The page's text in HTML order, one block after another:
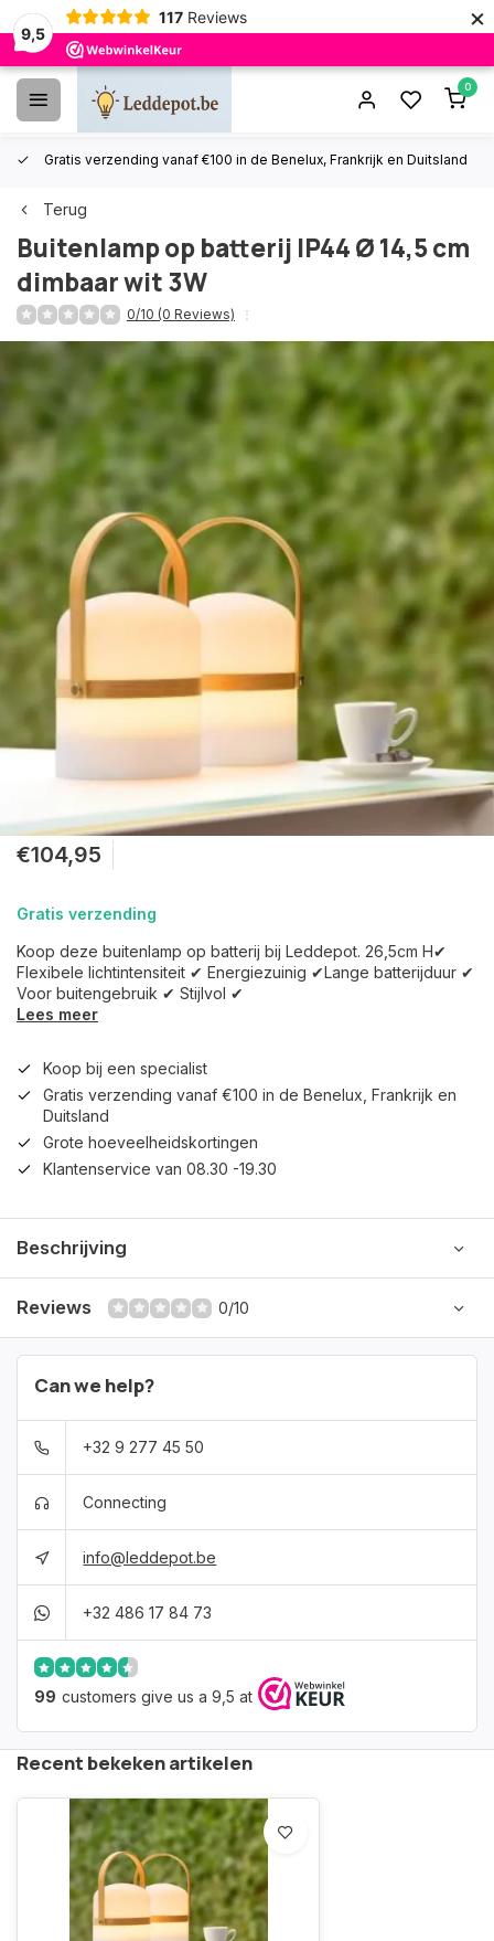
9,5
117 Reviews ×
0
Gratis verzending vanaf €100 in de Benelux, Frankrijk en Duitsland
Terug
Buitenlamp op batterij IP44 Ø 14,5 cm
dimbaar wit 3W
0/10 (0 Reviews)
€104,95
Gratis verzending
Koop deze buitenlamp op batterij bij Leddepot. 26,5cm H✔
Flexibele lichtintensiteit ✔ Energiezuinig ✔Lange batterijduur ✔
Voor buitengebruik ✔ Stijlvol ✔
Lees meer
Koop bij een specialist
Gratis verzending vanaf €100 in de Benelux, Frankrijk en
Duitsland
Grote hoeveelheidskortingen
Klantenservice van 08.30 -19.30
Beschrijving
Reviews 0/10
Can we help?
+32 9 277 45 50
Connecting
info@leddepot.be
+32 486 17 84 73
99 customers give us a 9,5 at
Recent bekeken artikelen